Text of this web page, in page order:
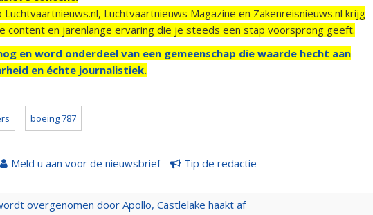
Luchtvaartnieuws Magazine en Zakenreisnieuws.nl krijg
content en jarenlange ervaring die je steeds een stap voorsprong geeft.
en word onderdeel van een gemeenschap die waarde hecht aan
en échte journalistiek.
boeing 787
Meld u aan voor de nieuwsbrief Tip de redactie
overgenomen door Apollo, Castlelake haakt af